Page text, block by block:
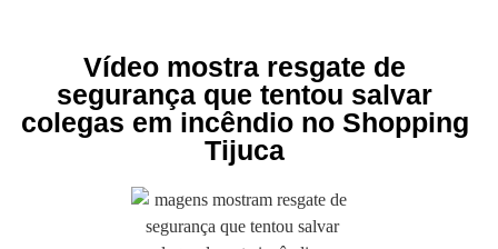
Vídeo mostra resgate de
segurança que tentou salvar
colegas em incêndio no Shopping
Tijuca